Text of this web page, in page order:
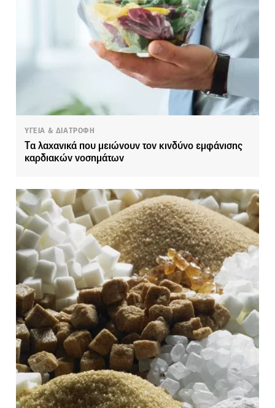
ΥΓΕΙΑ & ΔΙΑΤΡΟΦΗ
Tα λαχανικά που μειώνουν τον κινδύνο εμφάνισης
καρδιακών νοσημάτων